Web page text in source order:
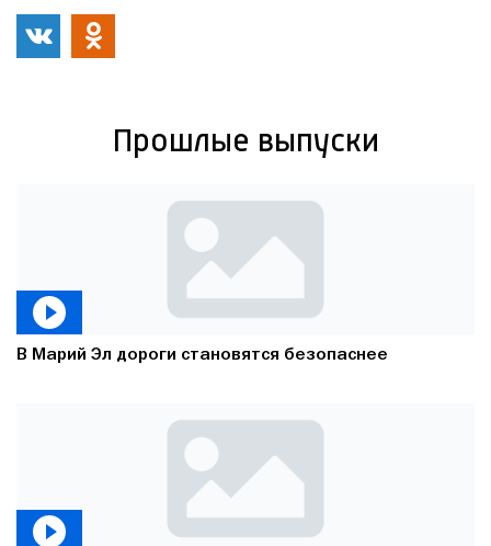
Прошлые выпуски
В Марий Эл дороги становятся безопаснее